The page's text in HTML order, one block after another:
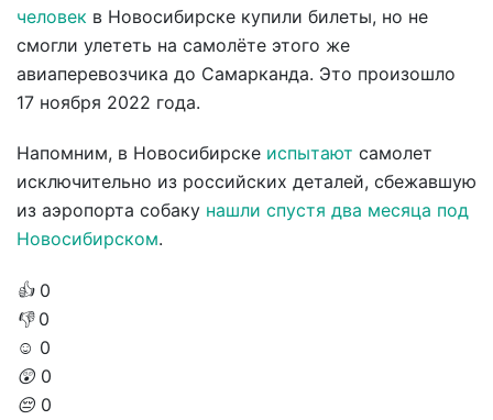
человек в Новосибирске купили билеты, но не
смогли улететь на самолёте этого же
авиаперевозчика до Самарканда. Это произошло
17 ноября 2022 года.
Напомним, в Новосибирске испытают самолет
исключительно из российских деталей, сбежавшую
из аэропорта собаку нашли спустя два месяца под
Новосибирском.
👍 0
👎 0
☺️ 0
😲 0
😔 0